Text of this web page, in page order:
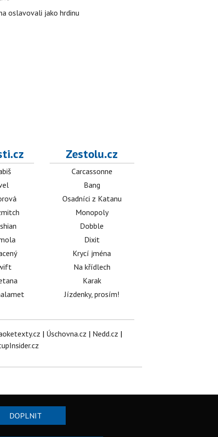
oslavovali jako hrdinu
Zestolu.cz
Carcassonne
Bang
Osadníci z Katanu
Monopoly
Dobble
Dixit
Krycí jména
Na křídlech
Karak
Jízdenky, prosím!
| Úschovna.cz | Nedd.cz |
DOPLNIT